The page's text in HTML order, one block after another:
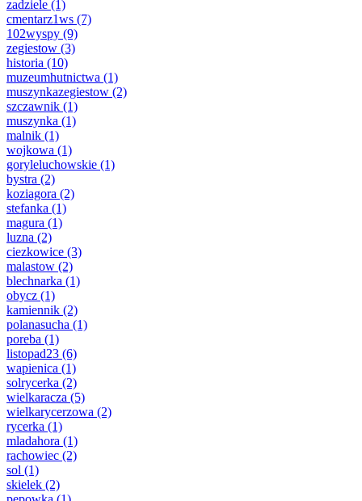
zadziele (1)
cmentarz1ws (7)
102wyspy (9)
zegiestow (3)
historia (10)
muzeumhutnictwa (1)
muszynkazegiestow (2)
szczawnik (1)
muszynka (1)
malnik (1)
wojkowa (1)
goryleluchowskie (1)
bystra (2)
koziagora (2)
stefanka (1)
magura (1)
luzna (2)
ciezkowice (3)
malastow (2)
blechnarka (1)
obycz (1)
kamiennik (2)
polanasucha (1)
poreba (1)
listopad23 (6)
wapienica (1)
solrycerka (2)
wielkaracza (5)
wielkarycerzowa (2)
rycerka (1)
mladahora (1)
rachowiec (2)
sol (1)
skielek (2)